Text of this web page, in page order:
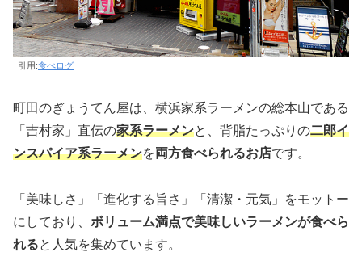
引用:食べログ
町田のぎょうてん屋は、横浜家系ラーメンの総本山である
「吉村家」直伝の家系ラーメンと、背脂たっぷりの二郎イ
ンスパイア系ラーメンを両方食べられるお店です。
「美味しさ」「進化する旨さ」「清潔・元気」をモットー
にしており、 ボリューム満点で美味しいラーメンが食べら
れると人気を集めています。